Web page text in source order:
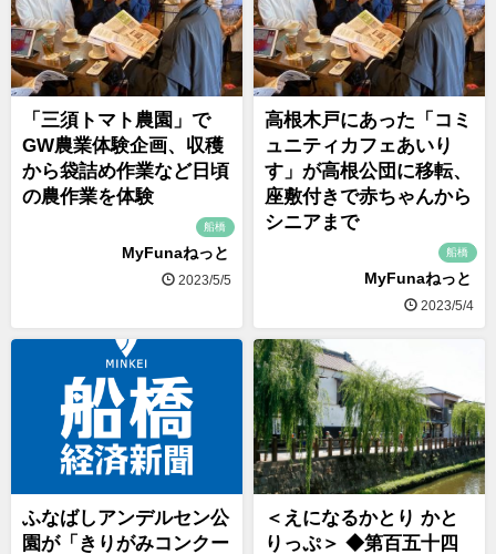
「三須トマト農園」で
GW農業体験企画、収穫
から袋詰め作業など日頃
の農作業を体験
船橋
MyFunaねっと
2023/5/5
高根木戸にあった「コミ
ュニティカフェあいり
す」が高根公団に移転、
座敷付きで赤ちゃんから
シニアまで
船橋
MyFunaねっと
2023/5/4
ふなばしアンデルセン公
園が「きりがみコンクー
＜えになるかとり かと
りっぷ＞ ◆第百五十四